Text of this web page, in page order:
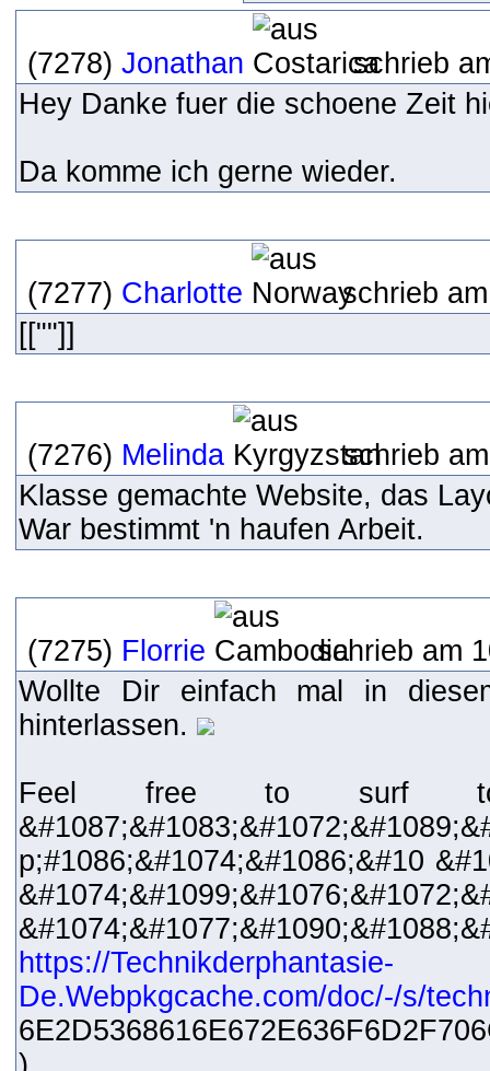
(7278) Jonathan
schrieb
Hey Danke fuer die schoene Zeit
Da komme ich gerne wieder.
(7277) Charlotte
schrieb
[[""]]
(7276) Melinda
schrieb
Klasse gemachte Website, das
War bestimmt 'n haufen Arbeit.
(7275) Florrie
schrieb am
Wollte Dir einfach mal in
hinterlassen.
Feel free to surf
p;#1086;&#1074;&#1086;&#10
https://Technikderphantasie-
De.Webpkgcache.com/doc/-/s/
)